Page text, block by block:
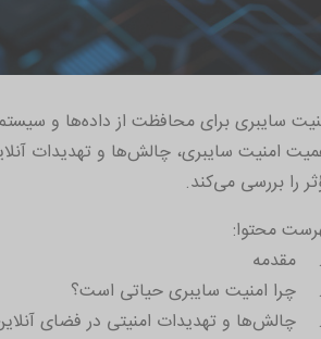
سایبری برای محافظت از داده‌ها و
امنیت سایبری، چالش‌ها و تهدیدات
را بررسی می‌کند.
محتوا: